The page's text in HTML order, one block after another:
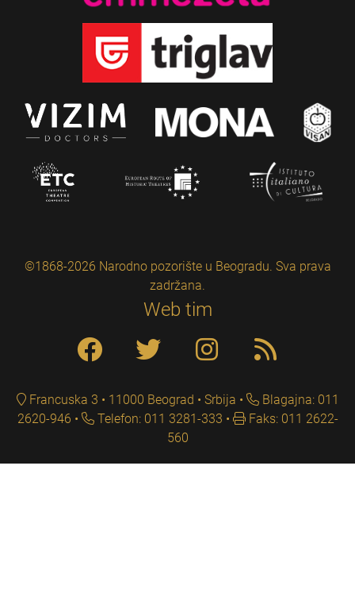
©1868-2026 Narodno pozorište u Beogradu. Sva prava
zadržana.
Web tim
Francuska 3 • 11000 Beograd • Srbija
Blagajna: 011
2620-946
Telefon: 011 3281-333
Faks: 011 2622-
560